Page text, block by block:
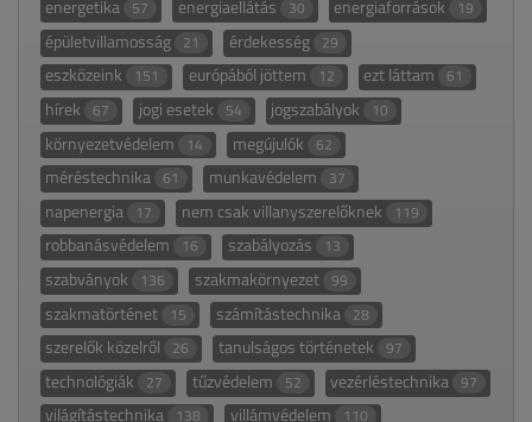
energetika 57 energiaellátás 30 energiaforrások 19
épületvillamosság 21 érdekesség 29
eszközeink 151 európából jöttem 12 ezt láttam 61
hírek 67 jogi esetek 54 jogszabályok 10
környezetvédelem 14 megújulók 62
méréstechnika 61 munkavédelem 37
napenergia 17 nem csak villanyszerelőknek 119
robbanásvédelem 16 szabályozás 13
szabványok 136 szakmakörnyezet 99
szakmatörténet 15 számítástechnika 28
szerelők közelről 26 tanulságos történetek 97
technológiák 27 tűzvédelem 52 vezérléstechnika 97
világítástechnika 138 villámvédelem 110